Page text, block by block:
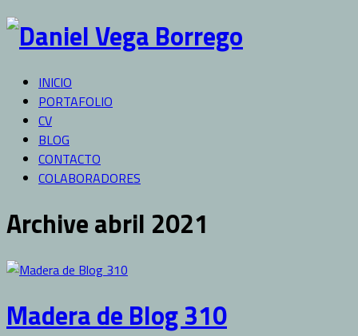
INICIO
PORTAFOLIO
CV
BLOG
CONTACTO
COLABORADORES
Archive abril 2021
Madera de Blog 310